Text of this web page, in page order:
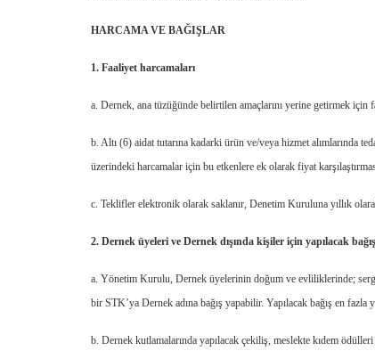
HARCAMA VE BAĞIŞLAR
1. Faaliyet harcamaları
a. Dernek, ana tüzüğünde belirtilen amaçlarını yerine getirmek
b. Altı (6) aidat tutarına kadarki ürün ve/veya hizmet alımlarında
üzerindeki harcamalar için bu etkenlere ek olarak fiyat
c. Teklifler elektronik olarak saklanır, Denetim Kuruluna yıllık
2. Dernek üyeleri ve Dernek dışında kişiler için yapılacak
a. Yönetim Kurulu, Dernek üyelerinin doğum ve evliliklerinde;
bir STK’ya Dernek adına bağış yapabilir. Yapılacak bağış en fazla
b. Dernek kutlamalarında yapılacak çekiliş, meslekte kıdem